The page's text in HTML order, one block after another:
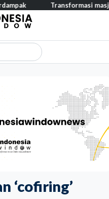
‘cofiring’
Transformasi masjid